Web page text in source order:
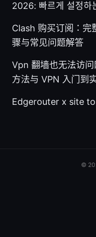
2026: 빠르게 설정하
Clash 购买订阅：完
骤与常见问题解答
Vpn 翻墙也无法访
方法与 VPN 入门到
Edgerouter x site
©